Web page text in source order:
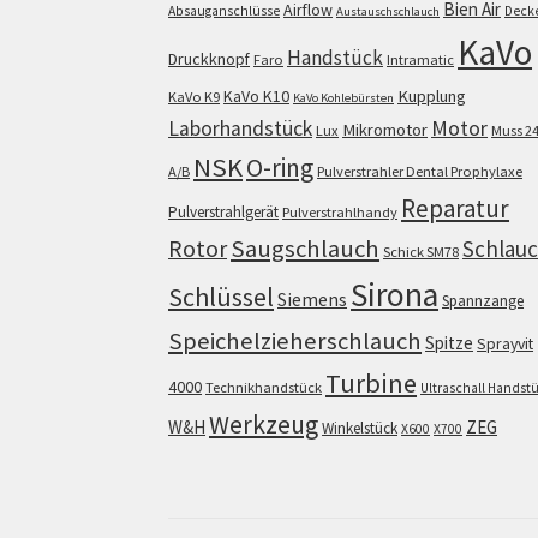
Absauganschlüsse Airflow Austauschschlauch Bien Air
Druckknopf Faro Handstück Intramatic KaVo
KaVo K9 KaVo K10 KaVo Kohlebürsten Kupplung
Laborhandstück Lux Mikromotor Motor Muss
A/B NSKO-ring Pulverstrahler Dental Prophylaxe
Pulverstrahlgerät Pulverstrahlhandy Reparatur
RotorSaugschlauch Schick SM78
Schlüssel Siemens Sirona Spannzange
Speichelzieherschlauch Spitze Sprayvit
4000 Technikhandstück Turbine Ultraschall
W&H WerkzeugWinkelstück X600 X700 ZEG